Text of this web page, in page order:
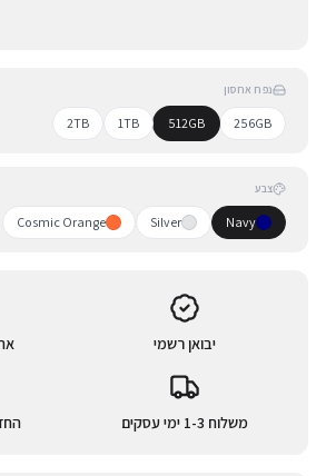
נפח אחסון
256GB
512GB
1TB
2TB
צבע
Navy
Silver
Cosmic Orange
יבואן רשמי
משלוח 1-3 ימי עסקים